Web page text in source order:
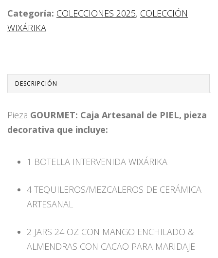
Categoría: COLECCIONES 2025, COLECCIÓN
WIXÁRIKA
DESCRIPCIÓN
Pieza GOURMET: Caja Artesanal de PIEL, pieza
decorativa que incluye:
1 BOTELLA INTERVENIDA WIXÁRIKA
4 TEQUILEROS/MEZCALEROS DE CERÁMICA
ARTESANAL
2 JARS 24 OZ CON MANGO ENCHILADO &
ALMENDRAS CON CACAO PARA MARIDAJE